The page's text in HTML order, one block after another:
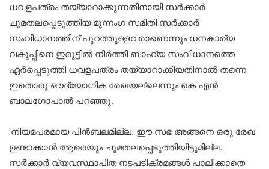
ധവളപത്രം തയ്യാറാക്കുന്നതിനായി സര്‍ക്കാര്‍
ചുമതലപ്പെടുത്തിയ മൂന്നംഗ സമിതി സര്‍ക്കാര്‍
സംവിധാനത്തിന് പുറത്തുള്ളവരാണെന്നും ധനകാര്യ
വകുപ്പിനെ ഇരുട്ടില്‍ നിര്‍ത്തി ബാഹ്യ സംവിധാനത്തെ
ഏര്‍പ്പെടുത്തി ധവളപത്രം തയ്യാറാക്കിയതിനാല്‍ തന്നെ
ഇതൊരു ഔദ്യോഗിക രേഖയല്ലെന്നും കെ എന്‍
ബാലഗോപാല്‍ പറഞ്ഞു.
‘നിയമപരമായ പിന്‍ബലമില്ല. ഈ സഭ അങ്ങനെ ഒരു രേഖ
ഉണ്ടാക്കാന്‍ ആരെയും ചുമതലപ്പെടുത്തിയിട്ടുമില്ല.
സര്‍ക്കാര്‍ വ്യവസ്ഥാപിത നടപടിക്രമങ്ങള്‍ പാലിക്കാതെ